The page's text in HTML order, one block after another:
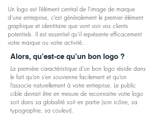
Un logo est l’élément central de l’image de marque
d’une entreprise, c’est généralement le premier élément
graphique et identitaire que vont voir vos clients
potentiels. Il est essentiel qu’il représente efficacement
votre marque ou votre activité.
Alors, qu’est-ce qu’un bon logo ?
La première caractéristique d’un bon logo réside dans
le fait qu’on s’en souvienne facilement et qu’on
l’associe naturellement à votre entreprise. Le public
cible devrait être en mesure de reconnaitre votre logo
soit dans sa globalité soit en partie (son icône, sa
typographie, sa couleur).